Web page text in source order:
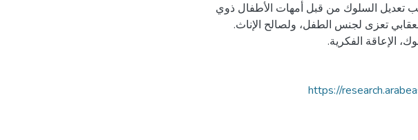
تعديل السلوك من قبل أمهات الأطفال ذوي
الإعاقة الفكرية.
https://